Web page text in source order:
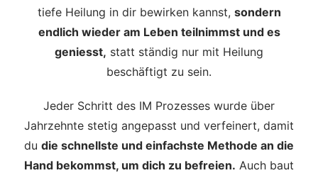
tiefe Heilung in dir bewirken kannst, sondern
endlich wieder am Leben teilnimmst und es
geniesst, statt ständig nur mit Heilung
beschäftigt zu sein.
Jeder Schritt des IM Prozesses wurde über
Jahrzehnte stetig angepasst und verfeinert, damit
du die schnellste und einfachste Methode an die
Hand bekommst, um dich zu befreien. Auch baut